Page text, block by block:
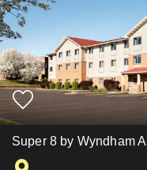
Super 8 by Wyndham